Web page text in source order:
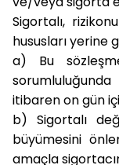
Sigortalı,
hususları yerine
a) Bu
itibaren on gün
b) Sigortalı
büyümesini
amaçla